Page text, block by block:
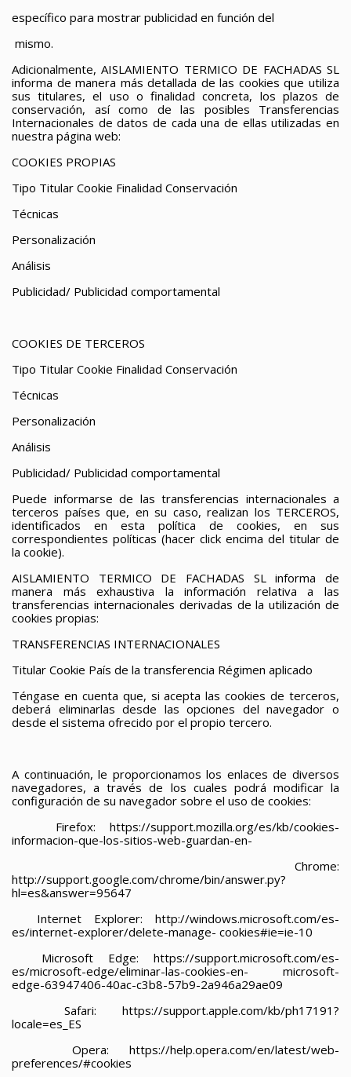
específico para mostrar publicidad en función del
mismo.
Adicionalmente, AISLAMIENTO TERMICO DE FACHADAS SL
informa de manera más detallada de las cookies que utiliza
sus titulares, el uso o finalidad concreta, los plazos de
conservación, así como de las posibles Transferencias
Internacionales de datos de cada una de ellas utilizadas en
nuestra página web:
COOKIES PROPIAS
Tipo Titular Cookie Finalidad Conservación
Técnicas
Personalización
Análisis
Publicidad/ Publicidad comportamental
COOKIES DE TERCEROS
Tipo Titular Cookie Finalidad Conservación
Técnicas
Personalización
Análisis
Publicidad/ Publicidad comportamental
Puede informarse de las transferencias internacionales a
terceros países que, en su caso, realizan los TERCEROS,
identificados en esta política de cookies, en sus
correspondientes políticas (hacer click encima del titular de
la cookie).
AISLAMIENTO TERMICO DE FACHADAS SL informa de
manera más exhaustiva la información relativa a las
transferencias internacionales derivadas de la utilización de
cookies propias:
TRANSFERENCIAS INTERNACIONALES
Titular Cookie País de la transferencia Régimen aplicado
Téngase en cuenta que, si acepta las cookies de terceros,
deberá eliminarlas desde las opciones del navegador o
desde el sistema ofrecido por el propio tercero.
A continuación, le proporcionamos los enlaces de diversos
navegadores, a través de los cuales podrá modificar la
configuración de su navegador sobre el uso de cookies:
Firefox: https://support.mozilla.org/es/kb/cookies-
informacion-que-los-sitios-web-guardan-en-
Chrome:
http://support.google.com/chrome/bin/answer.py?
hl=es&answer=95647
Internet
Explorer:
http://windows.microsoft.com/es-
es/internet-explorer/delete-manage- cookies#ie=ie-10
Microsoft
Edge:
https://support.microsoft.com/es-
es/microsoft-edge/eliminar-las-cookies-en- microsoft-
edge-63947406-40ac-c3b8-57b9-2a946a29ae09
Safari: https://support.apple.com/kb/ph17191?
locale=es_ES
Opera: https://help.opera.com/en/latest/web-
preferences/#cookies